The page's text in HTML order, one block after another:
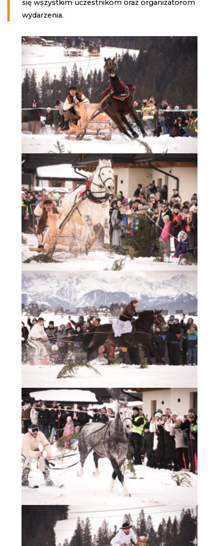
się wszystkim uczestnikom oraz organizatorom
wydarzenia.